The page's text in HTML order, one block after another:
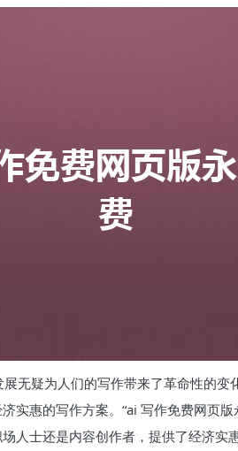
无疑为人们的写作带来了革命性的
实惠的写作方案。“ai 写作免费网页版
人士还是内容创作者，提供了经济实惠